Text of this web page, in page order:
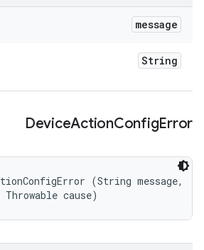
message
String
DeviceActionConfigError
(String message,
Throwable cause)